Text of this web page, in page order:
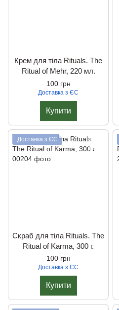
Крем для тіла Rituals. The
Ritual of Mehr, 220 мл.
100 грн
Доставка з ЄС
Купити
Доставка з ЄС
Скраб для тiла Rituals. The
Ritual of Karma, 300 г.
100 грн
Доставка з ЄС
Купити